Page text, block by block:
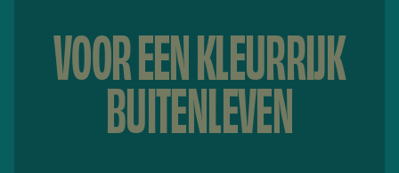
VOOR EEN KLEURRIJK
BUITENLEVEN